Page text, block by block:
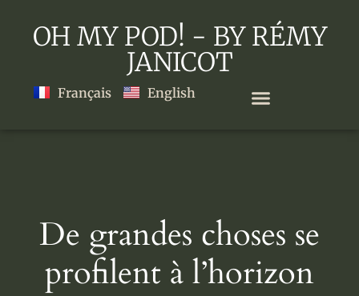
OH MY POD! - BY RÉMY
JANICOT
Français English
De grandes choses se
profilent à l’horizon